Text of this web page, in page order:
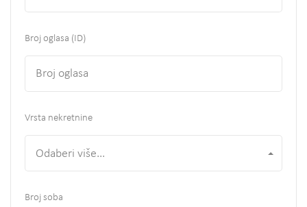
Broj oglasa (ID)
Vrsta nekretnine
Odaberi više...
Broj soba